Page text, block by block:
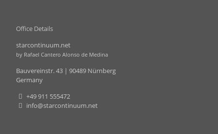
Office Details
starcontinuum.net
by Rafael Cantero Alonso de Medina
Bauvereinstr. 43 | 90489 Nürnberg
Germany
+49 911 555472
info@starcontinuum.net